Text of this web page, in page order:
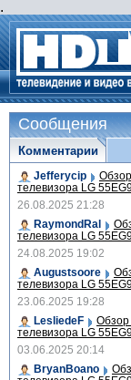
.
Сообщения
Комментарии
Jefferycip
телевизора LG
26.08.2025 21:28
RaymondRal
телевизора LG
24.08.2025 19:02
Augustsoore
телевизора LG
23.06.2025 19:28
LesliedeF
Обзор
телевизора LG
03.06.2025 20:14
BryanBoano